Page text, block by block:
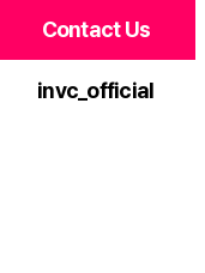
Contact Us
invc_official